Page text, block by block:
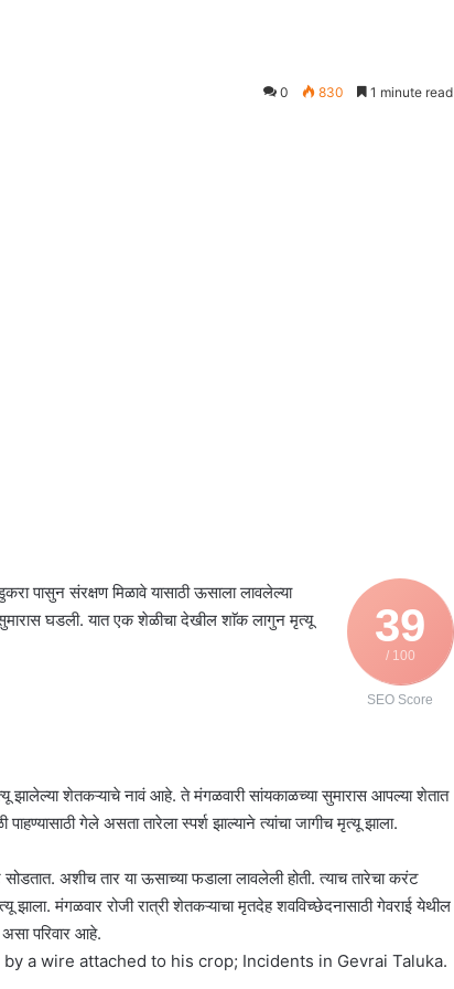
0 830 1 minute read
39
/ 100
SEO Score
पासुन संरक्षण मिळावे यासाठी ऊसाला लावलेल्या
घडली. यात एक शेळीचा देखील शाॅक लागुन मृत्यू
शेतकऱ्याचे नावं आहे. ते मंगळवारी सांयकाळच्या सुमारास आपल्या शेतात
गेले असता तारेला स्पर्श झाल्याने त्यांचा जागीच मृत्यू झाला.
अशीच तार या ऊसाच्या फडाला लावलेली होती. त्याच तारेचा करंट
मंगळवार रोजी रात्री शेतकऱ्याचा मृतदेह शवविच्छेदनासाठी गेवराई येथील
असा परिवार आहे.
a wire attached to his crop; Incidents in Gevrai Taluka.